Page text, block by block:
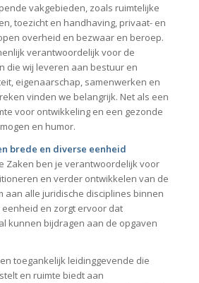
vakgebieden, zoals ruimtelijke
toezicht en handhaving, privaat- en
overheid en bezwaar en beroep.
verantwoordelijk voor de
die wij leveren aan bestuur en
eigenaarschap, samenwerken en
vinden we belangrijk. Net als een
voor ontwikkeling en een gezonde
en humor.
brede en diverse eenheid
Zaken ben je verantwoordelijk voor
en verder ontwikkelen van de
aan alle juridische disciplines binnen
en zorgt ervoor dat
kunnen bijdragen aan de opgaven
toegankelijk leidinggevende die
en ruimte biedt aan